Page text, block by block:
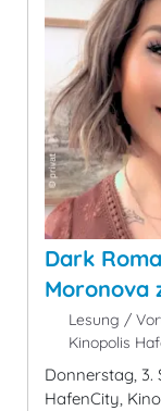
Dark
Moronova
Lesung /
Kinopolis
Donnerstag, 3.
HafenCity,